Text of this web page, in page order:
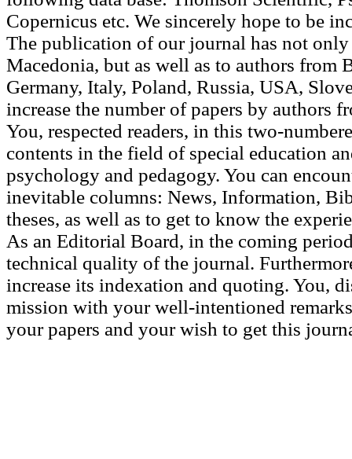
Copernicus etc. We sincerely hope to be
The publication of our journal has not
Mace­donia, but as well as to authors from
Germany, Italy, Po­land, Rus­sia, USA,
increase the number of pa­pers by authors
You, respected readers, in this two-
contents in the field of special education
psychology and pedagogy. You can
inevitable columns: News, Informa­tion,
theses, as well as to get to know the
As an Editorial Board, in the coming
technical quality of the journal.
increase its indexation and quoting. You,
mission with your well-intentioned
your papers and your wish to get this